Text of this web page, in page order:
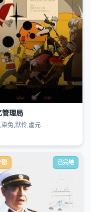
管理局
染兔,默伶,虚元
剧 已完结